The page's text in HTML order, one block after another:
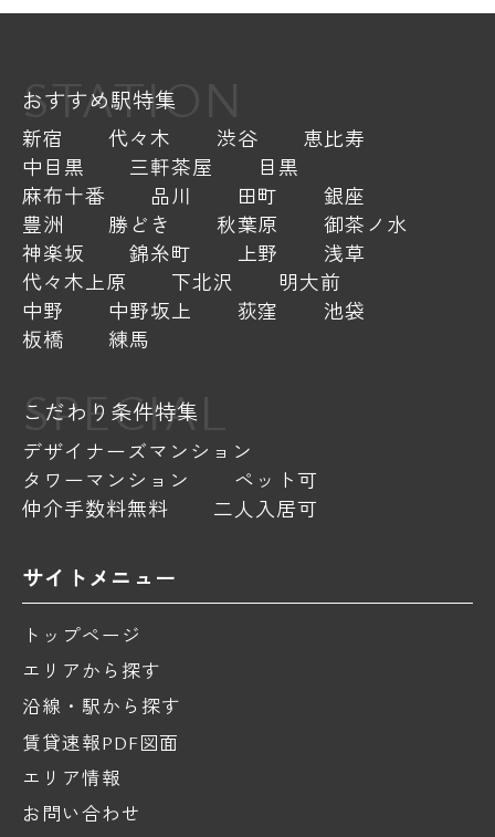
STATION
おすすめ駅特集
新宿 代々木 渋谷
恵比寿
中目黒
三軒茶屋
目黒
麻布十番
品川 田町
銀座
豊洲
勝どき 秋葉原
御茶ノ水
神楽坂
錦糸町 上野
浅草
代々木上原
下北沢
明大前
中野
中野坂上 荻窪
池袋
板橋
練馬
SPECIAL
こだわり条件特集
デザイナーズマンション
タワーマンション
ペット可
仲介手数料無料
二人入居可
サイトメニュー
トップページ
エリアから探す
沿線・駅から探す
賃貸速報PDF図面
エリア情報
お問い合わせ